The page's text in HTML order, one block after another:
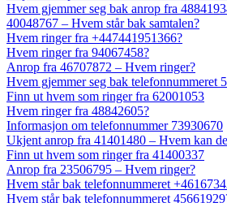
Hvem gjemmer seg bak anrop fra
40048767 – Hvem står bak samtalen?
Hvem ringer fra +447441951366?
Hvem ringer fra 94067458?
Anrop fra 46707872 – Hvem ringer?
Hvem gjemmer seg bak telefonnummeret
Finn ut hvem som ringer fra 62001053
Hvem ringer fra 48842605?
Informasjon om telefonnummer 73930670
Ukjent anrop fra 41401480 – Hvem kan
Finn ut hvem som ringer fra 41400337
Anrop fra 23506795 – Hvem ringer?
Hvem står bak telefonnummeret
Hvem står bak telefonnummeret